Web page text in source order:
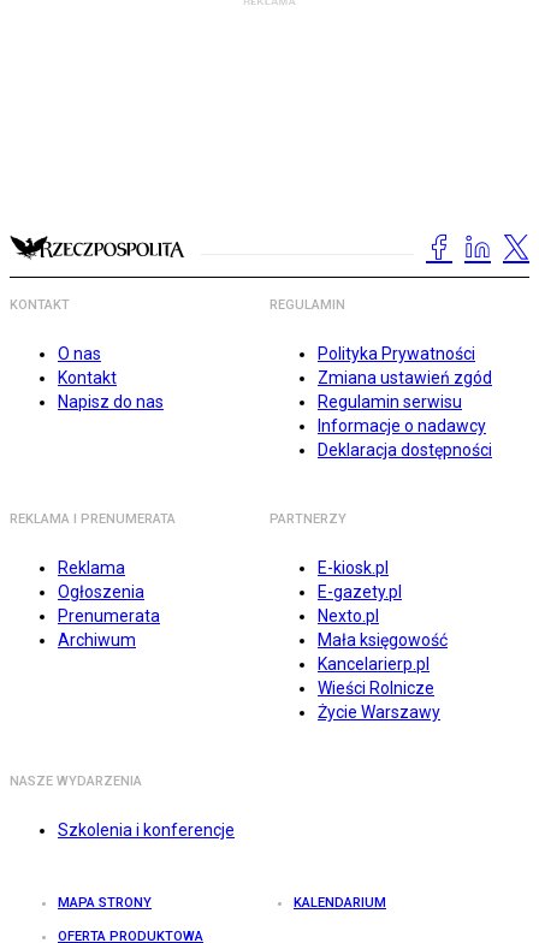
KONTAKT
O nas
Kontakt
Napisz do nas
REGULAMIN
Polityka Prywatności
Zmiana ustawień zgód
Regulamin serwisu
Informacje o nadawcy
Deklaracja dostępności
REKLAMA I PRENUMERATA
Reklama
Ogłoszenia
Prenumerata
Archiwum
PARTNERZY
E-kiosk.pl
E-gazety.pl
Nexto.pl
Mała księgowość
Kancelarierp.pl
Wieści Rolnicze
Życie Warszawy
NASZE WYDARZENIA
Szkolenia i konferencje
MAPA STRONY KALENDARIUM
OFERTA PRODUKTOWA